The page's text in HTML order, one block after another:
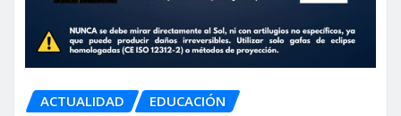
ACTUALIDAD
EDUCACIÓN